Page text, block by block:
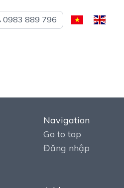
0983 889 796
Navigation
Go to top
Đăng nhập